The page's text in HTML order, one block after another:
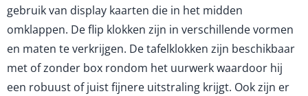
gebruik van display kaarten die in het midden
omklappen. De flip klokken zijn in verschillende vormen
en maten te verkrijgen. De tafelklokken zijn beschikbaar
met of zonder box rondom het uurwerk waardoor hij
een robuust of juist fijnere uitstraling krijgt. Ook zijn er